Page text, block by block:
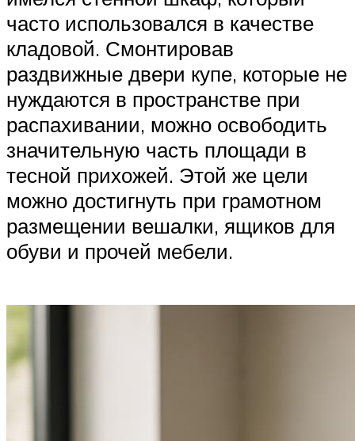
часто использовался в качестве
кладовой. Смонтировав
раздвижные двери купе, которые не
нуждаются в пространстве при
распахивании, можно освободить
значительную часть площади в
тесной прихожей. Этой же цели
можно достигнуть при грамотном
размещении вешалки, ящиков для
обуви и прочей мебели.